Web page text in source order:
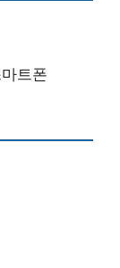
트폰